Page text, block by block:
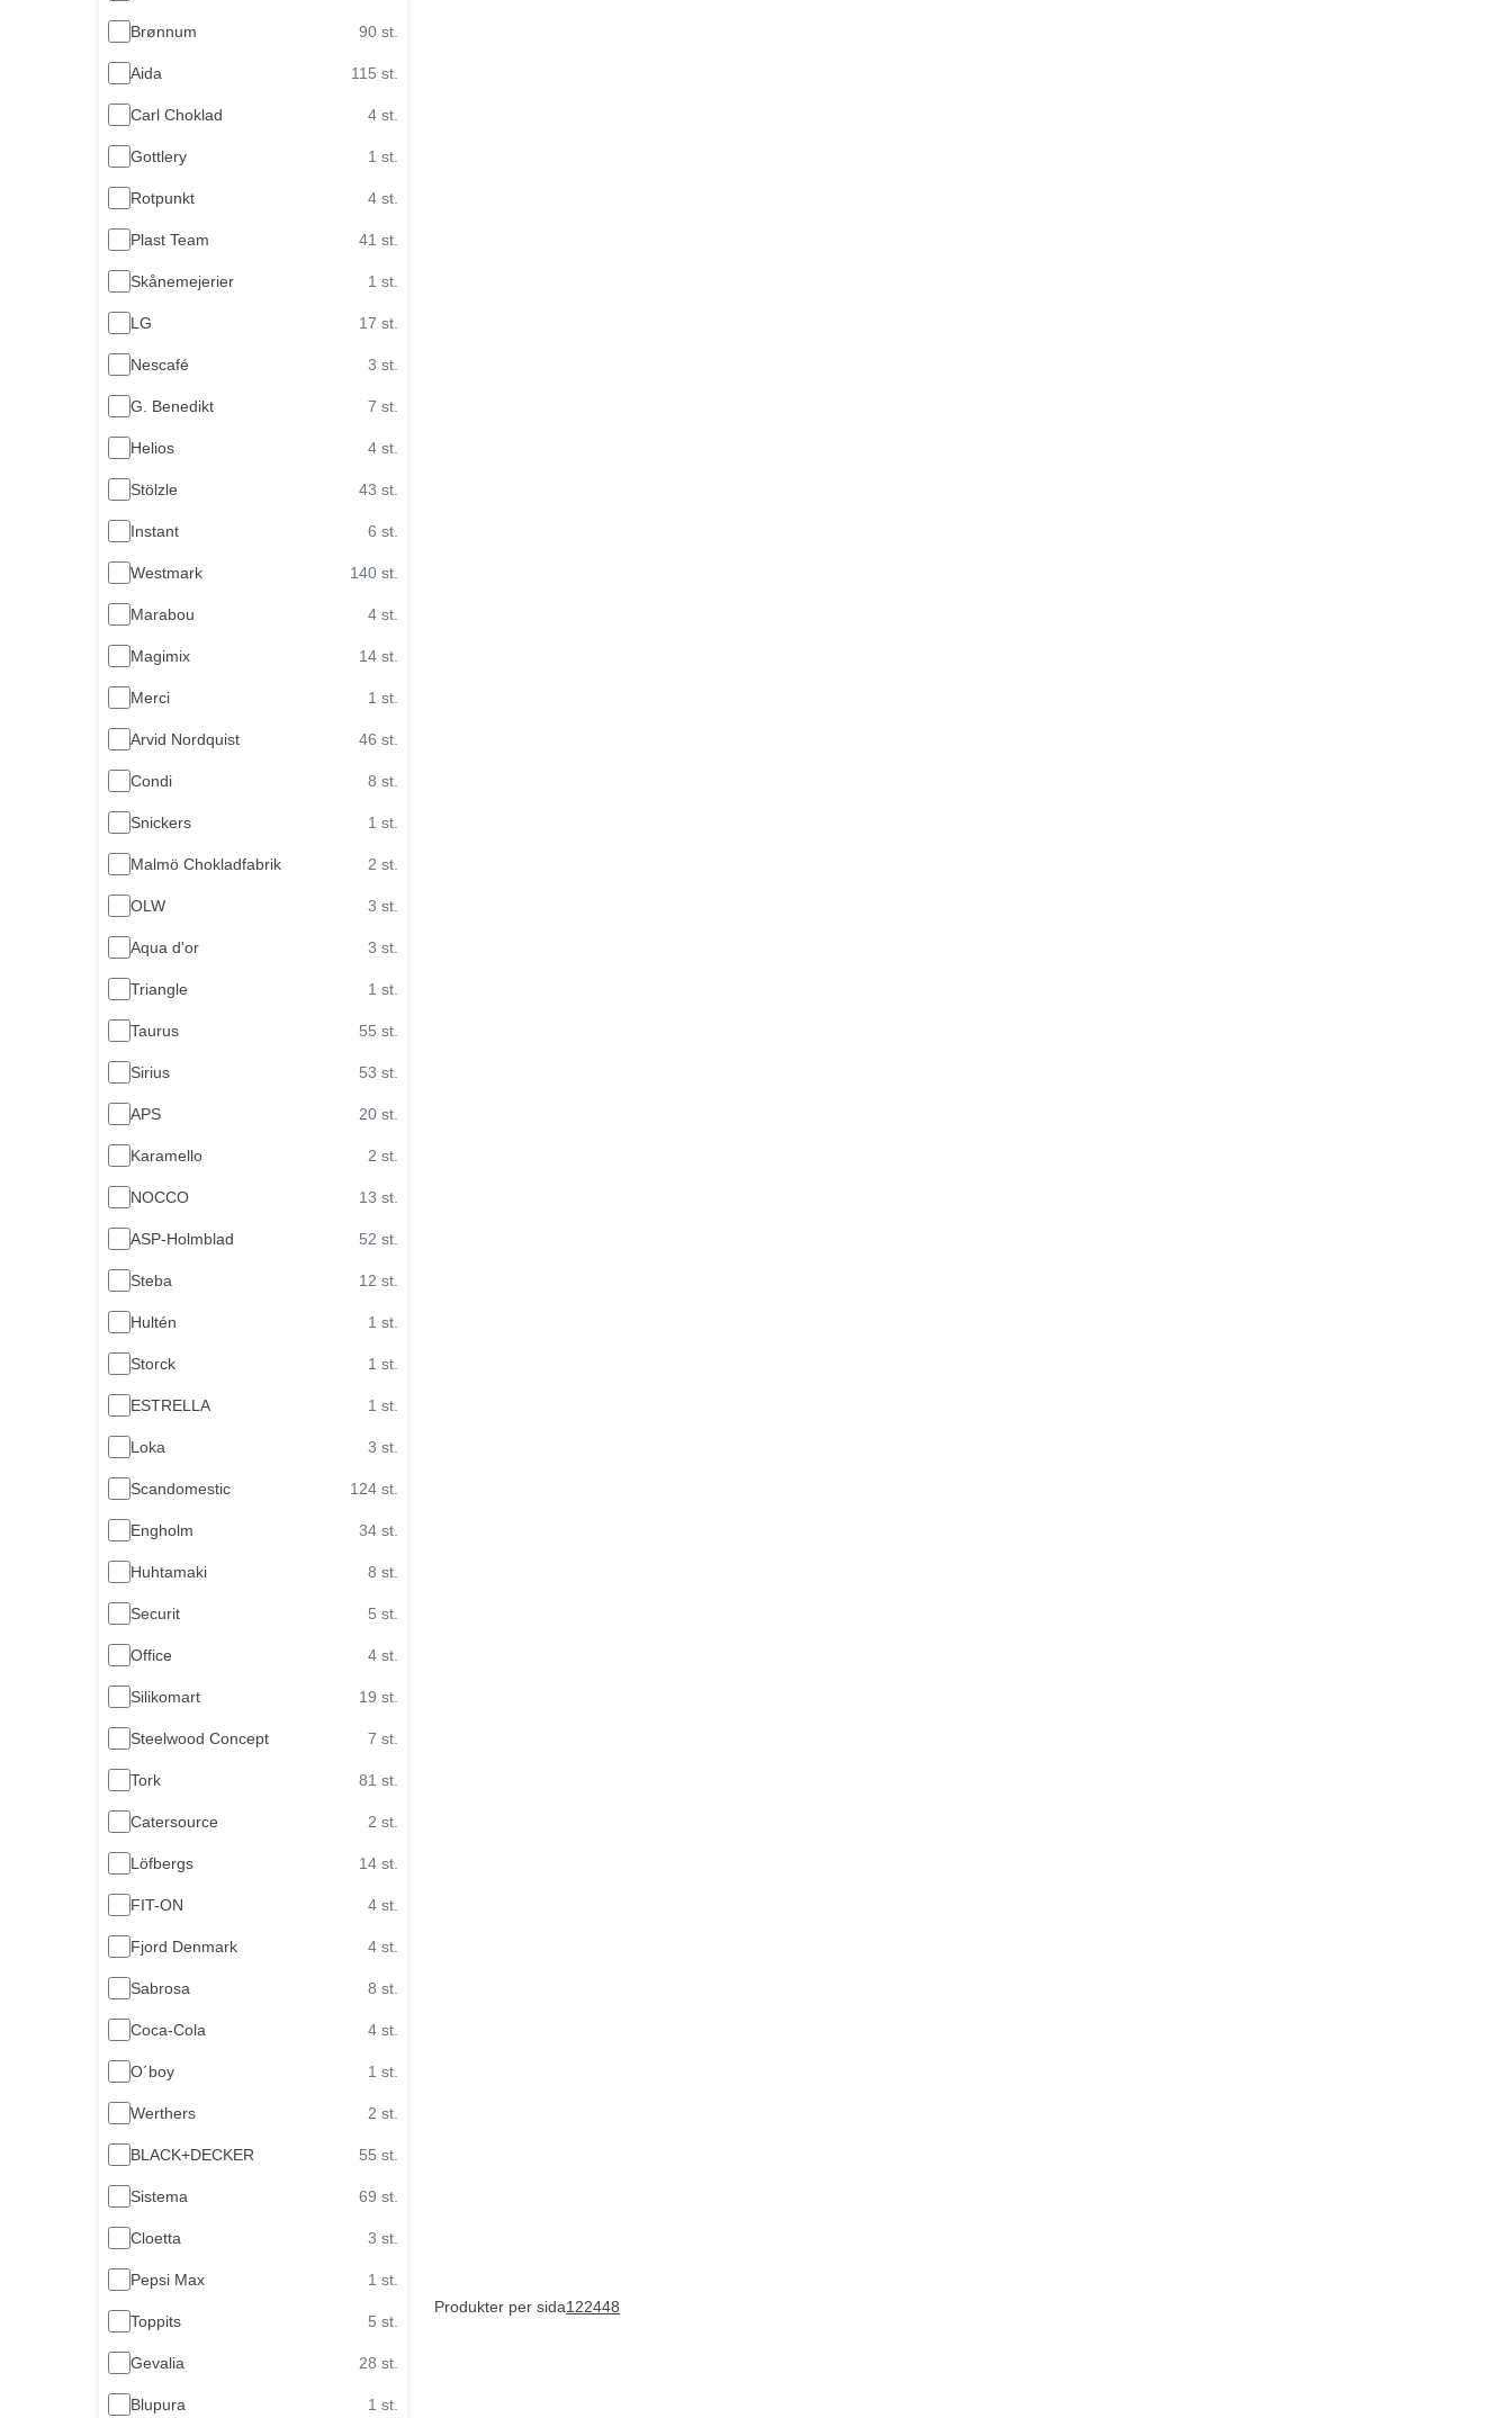
Brønnum 90 st.
Aida 115 st.
Carl Choklad 4 st.
Gottlery 1 st.
Rotpunkt 4 st.
Plast Team 41 st.
Skånemejerier 1 st.
LG 17 st.
Nescafé 3 st.
G. Benedikt 7 st.
Helios 4 st.
Stölzle 43 st.
Instant 6 st.
Westmark 140 st.
Marabou 4 st.
Magimix 14 st.
Merci 1 st.
Arvid Nordquist 46 st.
Condi 8 st.
Snickers 1 st.
Malmö Chokladfabrik 2 st.
OLW 3 st.
Aqua d'or 3 st.
Triangle 1 st.
Taurus 55 st.
Sirius 53 st.
APS 20 st.
Karamello 2 st.
NOCCO 13 st.
ASP-Holmblad 52 st.
Steba 12 st.
Hultén 1 st.
Storck 1 st.
ESTRELLA 1 st.
Loka 3 st.
Scandomestic 124 st.
Engholm 34 st.
Huhtamaki 8 st.
Securit 5 st.
Office 4 st.
Silikomart 19 st.
Steelwood Concept 7 st.
Tork 81 st.
Catersource 2 st.
Löfbergs 14 st.
FIT-ON 4 st.
Fjord Denmark 4 st.
Sabrosa 8 st.
Coca-Cola 4 st.
O´boy 1 st.
Werthers 2 st.
BLACK+DECKER 55 st.
Sistema 69 st.
Cloetta 3 st.
Pepsi Max 1 st.
Toppits 5 st.
Gevalia 28 st.
Blupura 1 st.
Produkter per sida122448